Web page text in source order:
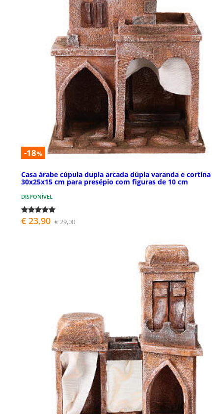
-18%
Casa árabe cúpula dupla arcada dúpla varanda e cortina
30x25x15 cm para presépio com figuras de 10 cm
DISPONÍVEL
€ 23,90 € 29,00